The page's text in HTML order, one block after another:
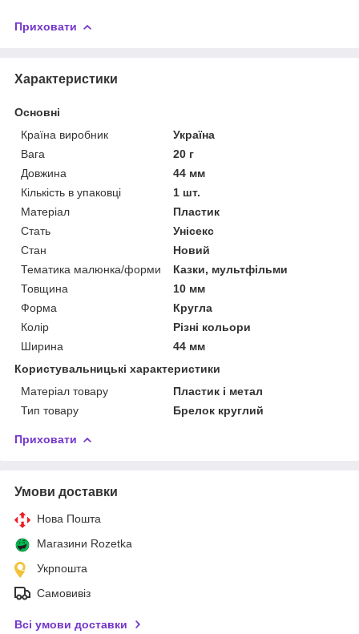
Приховати
Характеристики
Основні
Країна виробник
Україна
Вага
20 г
Довжина
44 мм
Кількість в упаковці
1 шт.
Матеріал
Пластик
Стать
Унісекс
Стан
Новий
Тематика малюнка/форми
Казки, мультфільми
Товщина
10 мм
Форма
Кругла
Колір
Різні кольори
Ширина
44 мм
Користувальницькі характеристики
Матеріал товару
Пластик і метал
Тип товару
Брелок круглий
Приховати
Умови доставки
Нова Пошта
Магазини Rozetka
Укрпошта
Самовивіз
Всі умови доставки